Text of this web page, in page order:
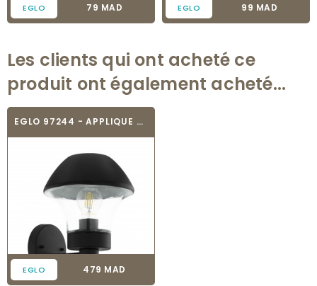
EGLO Prix
79 MAD EGLO Prix
99 MAD
Les clients qui ont acheté ce
produit ont également acheté...
EGLO 97244 - APPLIQUE MURALE - VERLUCCA
EGLO Prix
479 MAD